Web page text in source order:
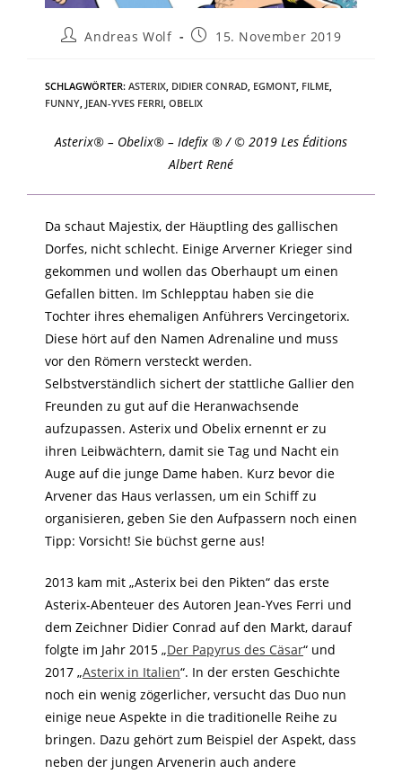
Andreas Wolf 15. November 2019
SCHLAGWÖRTER: ASTERIX DIDIER CONRAD EGMONT FILME
FUNNY JEAN-YVES FERRI OBELIX
Asterix® – Obelix® – Idefix ® / © 2019 Les Éditions
Albert René
Da schaut Majestix, der Häuptling des gallischen
Dorfes, nicht schlecht. Einige Arverner Krieger sind
gekommen und wollen das Oberhaupt um einen
Gefallen bitten. Im Schlepptau haben sie die
Tochter ihres ehemaligen Anführers Vercingetorix.
Diese hört auf den Namen Adrenaline und muss
vor den Römern versteckt werden.
Selbstverständlich sichert der stattliche Gallier den
Freunden zu gut auf die Heranwachsende
aufzupassen. Asterix und Obelix ernennt er zu
ihren Leibwächtern, damit sie Tag und Nacht ein
Auge auf die junge Dame haben. Kurz bevor die
Arvener das Haus verlassen, um ein Schiff zu
organisieren, geben Sie den Aufpassern noch einen
Tipp: Vorsicht! Sie büchst gerne aus!
2013 kam mit „Asterix bei den Pikten“ das erste
Asterix-Abenteuer des Autoren Jean-Yves Ferri und
dem Zeichner Didier Conrad auf den Markt, darauf
folgte im Jahr 2015 „Der Papyrus des Cäsar“ und
2017 „Asterix in Italien“. In der ersten Geschichte
noch ein wenig zögerlicher, versucht das Duo nun
einige neue Aspekte in die traditionelle Reihe zu
bringen. Dazu gehört zum Beispiel der Aspekt, dass
neben der jungen Arvenerin auch andere